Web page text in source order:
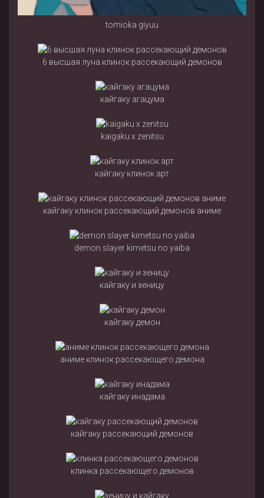
tomioka giyuu
6 высшая луна клинок рассекающий демонов
кайгаку агацума
kaigaku x zenitsu
кайгаку клинок арт
кайгаку клинок рассекающий демонов аниме
demon slayer kimetsu no yaiba
кайгаку и зеницу
кайгаку демон
аниме клинок рассекающего демона
кайгаку инадама
кайгаку рассекающий демонов
клинка рассекающего демонов